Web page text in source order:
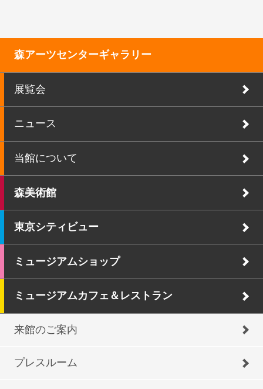
森アーツセンターギャラリー
展覧会
ニュース
当館について
森美術館
東京シティビュー
ミュージアムショップ
ミュージアムカフェ＆レストラン
来館のご案内
プレスルーム